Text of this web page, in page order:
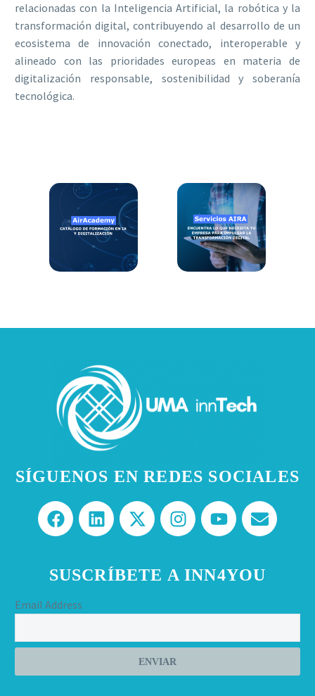
relacionadas con la Inteligencia Artificial, la robótica y la
transformación digital, contribuyendo al desarrollo de un
ecosistema de innovación conectado, interoperable y
alineado con las prioridades europeas en materia de
digitalización responsable, sostenibilidad y soberanía
tecnológica.
SÍGUENOS EN REDES SOCIALES
SUSCRÍBETE A INN4YOU
Email Address
ENVIAR